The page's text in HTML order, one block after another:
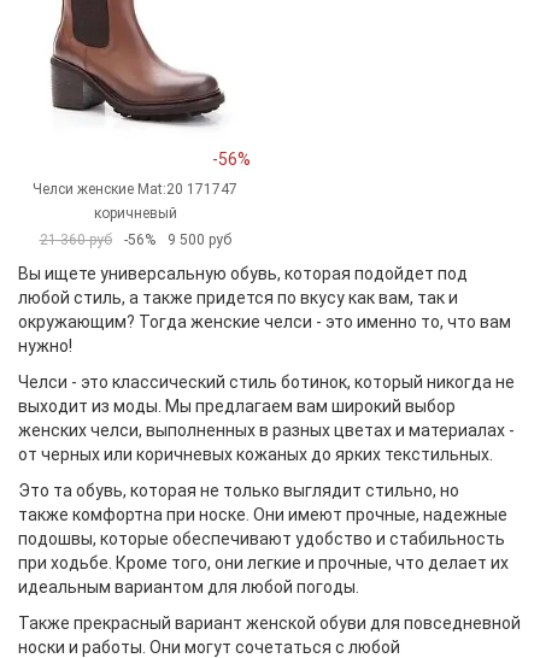
-56%
Челси женские Mat:20 171747
коричневый
21 360 руб
-56% 9 500 руб
Вы ищете универсальную обувь, которая подойдет под
любой стиль, а также придется по вкусу как вам, так и
окружающим? Тогда женские челси - это именно то, что вам
нужно!
Челси - это классический стиль ботинок, который никогда не
выходит из моды. Мы предлагаем вам широкий выбор
женских челси, выполненных в разных цветах и материалах -
от черных или коричневых кожаных до ярких текстильных.
Это та обувь, которая не только выглядит стильно, но
также комфортна при носке. Они имеют прочные, надежные
подошвы, которые обеспечивают удобство и стабильность
при ходьбе. Кроме того, они легкие и прочные, что делает их
идеальным вариантом для любой погоды.
Также прекрасный вариант женской обуви для повседневной
носки и работы. Они могут сочетаться с любой